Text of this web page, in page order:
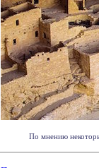
По мнению